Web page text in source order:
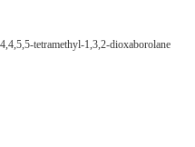
tetramethyl-1,3,2-dioxaborolane